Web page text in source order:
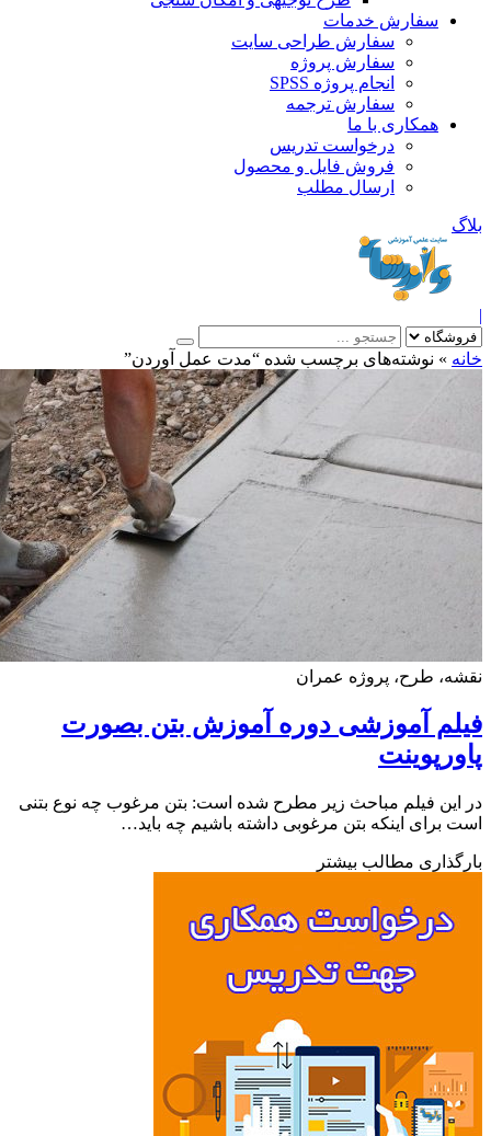
سفارش خدمات
سفارش طراحی سایت
سفارش پروژه
انجام پروژه SPSS
سفارش ترجمه
همکاری با ما
درخواست تدریس
فروش فایل و محصول
ارسال مطلب
»نوشته‌های برچسب شده “مدت عمل آوردن”
طرح، پروژه عمران
آموزشی دوره آموزش بتن بصورت
فیلم مباحث زیر مطرح شده است: بتن مرغوب چه نوع بتنی
برای اینکه بتن مرغوبی داشته باشیم چه باید…
مطالب بیشتر